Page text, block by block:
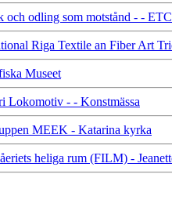
och odling som motstånd - -
Riga Textile an Fiber Art
Museet
Lokomotiv - - Konstmässa
MEEK - Katarina kyrka
heliga rum (FILM) -